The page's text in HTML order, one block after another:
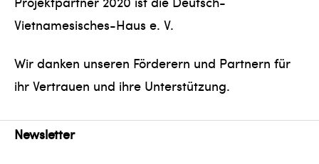
Vietnamesisches-Haus e. V.
Wir danken unseren Förderern und Partnern für
ihr Vertrauen und ihre Unterstützung.
Newsletter